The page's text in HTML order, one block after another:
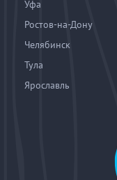
Уфа
Ростов-на-Дону
Челябинск
Тула
Ярославль